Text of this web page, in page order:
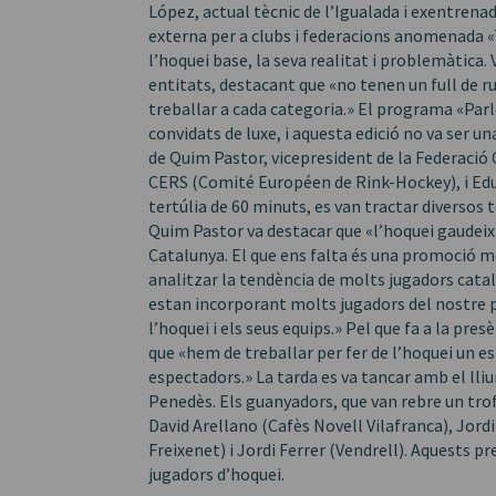
López, actual tècnic de l’Igualada i
externa per a clubs i federacions anomenada
l’hoquei base, la seva realitat i
entitats, destacant que «no tenen un full de
treballar a cada categoria.» El programa
convidats de luxe, i aquesta edició no va ser
de Quim Pastor, vicepresident de la
CERS (Comité Européen de Rink-Hockey), i
tertúlia de 60 minuts, es van tractar diversos
Quim Pastor va destacar que «l’hoquei
Catalunya. El que ens falta és una promoció
analitzar la tendència de molts jugadors
estan incorporant molts jugadors del nostre
l’hoquei i els seus equips.» Pel que fa a la
que «hem de treballar per fer de l’hoquei
espectadors.» La tarda es va tancar amb el
Penedès. Els guanyadors, que van rebre un
David Arellano (Cafès Novell Vilafranca),
Freixenet) i Jordi Ferrer (Vendrell). Aquests
jugadors d’hoquei.